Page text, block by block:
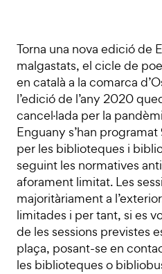
Torna una nova edició de
malgastats, el cicle de
en català a la comarca
l’edició de l’any 2020
cancel·lada per la
Enguany s’han
per les biblioteques i
seguint les normatives
aforament limitat. Les
majoritàriament a
limitades i per tant, si es
de les sessions previstes
plaça, posant-se en
les biblioteques o